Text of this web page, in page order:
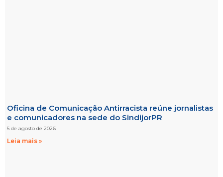
Oficina de Comunicação Antirracista reúne jornalistas
e comunicadores na sede do SindijorPR
5 de agosto de 2026
Leia mais »